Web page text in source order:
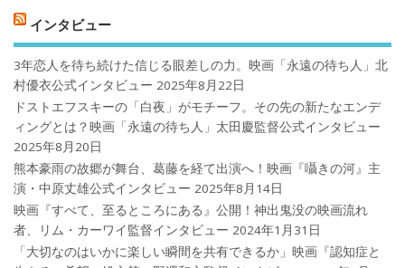
インタビュー
3年恋人を待ち続けた信じる眼差しの力。映画「永遠の待ち人」北
村優衣公式インタビュー 2025年8月22日
ドストエフスキーの「白夜」がモチーフ。その先の新たなエンデ
ィングとは？映画「永遠の待ち人」太田慶監督公式インタビュー
2025年8月20日
熊本豪雨の故郷が舞台、葛藤を経て出演へ！映画『囁きの河』主
演・中原丈雄公式インタビュー 2025年8月14日
映画『すべて、至るところにある』公開！神出鬼没の映画流れ
者、リム・カーワイ監督インタビュー 2024年1月31日
「大切なのはいかに楽しい瞬間を共有できるか」映画『認知症と